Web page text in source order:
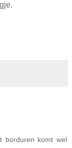
borduren komt wel